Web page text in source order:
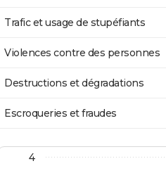
Trafic et usage de stupéfiants
Violences contre des personnes
Destructions et dégradations
Escroqueries et fraudes
4